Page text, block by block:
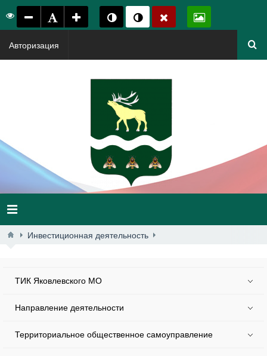
Авторизация
Инвестиционная деятельность
ТИК Яковлевского МО
Направление деятельности
Территориальное общественное самоуправление